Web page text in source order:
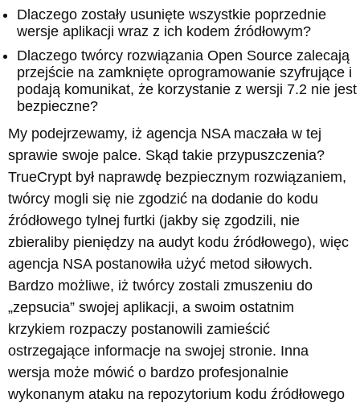
Dlaczego zostały usunięte wszystkie poprzednie
wersje aplikacji wraz z ich kodem źródłowym?
Dlaczego twórcy rozwiązania Open Source zalecają
przejście na zamknięte oprogramowanie szyfrujące i
podają komunikat, że korzystanie z wersji 7.2 nie jest
bezpieczne?
My podejrzewamy, iż agencja NSA maczała w tej
sprawie swoje palce. Skąd takie przypuszczenia?
TrueCrypt był naprawdę bezpiecznym rozwiązaniem,
twórcy mogli się nie zgodzić na dodanie do kodu
źródłowego tylnej furtki (jakby się zgodzili, nie
zbieraliby pieniędzy na audyt kodu źródłowego), więc
agencja NSA postanowiła użyć metod siłowych.
Bardzo możliwe, iż twórcy zostali zmuszeniu do
„zepsucia” swojej aplikacji, a swoim ostatnim
krzykiem rozpaczy postanowili zamieścić
ostrzegające informacje na swojej stronie. Inna
wersja może mówić o bardzo profesjonalnie
wykonanym ataku na repozytorium kodu źródłowego